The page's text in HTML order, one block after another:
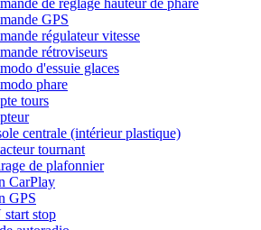
de réglage hauteur de phare
GPS
régulateur vitesse
rétroviseurs
d'essuie glaces
phare
tours
centrale (intérieur plastique)
tournant
de plafonnier
CarPlay
GPS
stop